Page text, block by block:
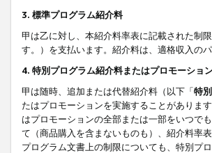
3. 標準プログラム紹介料
甲は乙に対し、本紹介料率表に記載された制
す。）を支払います。紹介料は、適格収入の
4. 特別プログラム紹介料またはプロモーショ
甲は随時、追加または代替紹介料（以下「特
たはプロモーションを実施することがありま
はプロモーションの全部または一部をいつで
て（商品購入を含まないものも）、紹介料率
プログラム文書上の制限についても、特別プ